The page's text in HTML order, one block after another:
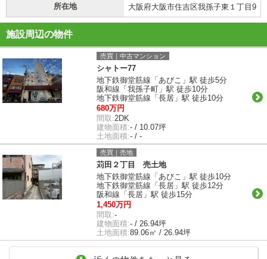
所在地 大阪府大阪市住吉区我孫子東１丁目9
施設周辺の物件
売買｜中古マンション
シャトー77
地下鉄御堂筋線「あびこ」駅 徒歩5分
阪和線「我孫子町」駅 徒歩10分
地下鉄御堂筋線「長居」駅 徒歩10分
680万円
間取:2DK
建物面積:- / 10.07坪
土地面積:- / -
売買｜売地
苅田２丁目 売土地
地下鉄御堂筋線「あびこ」駅 徒歩10分
地下鉄御堂筋線「長居」駅 徒歩12分
阪和線「長居」駅 徒歩15分
1,450万円
間取:-
建物面積:- / 26.94坪
土地面積:89.06㎡ / 26.94坪